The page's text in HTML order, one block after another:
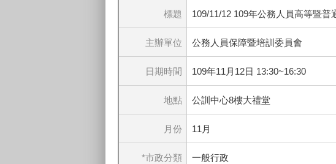
標題 109/11/12 109年公務人員高等暨
主辦單位 公務人員保障暨培訓委員會
日期時間 109年11月12日 13:30~16:30
地點 公訓中心8樓大禮堂
月份 11月
*市政分類 一般行政